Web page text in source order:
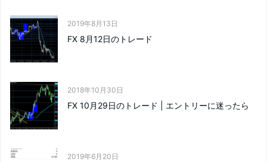
2019年8月13日
FX 8月12日のトレード
2018年10月30日
FX 10月29日のトレード | エントリーに迷ったら
2019年6月20日